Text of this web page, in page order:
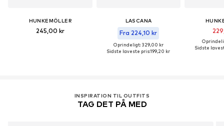
HUNKEMÖLLER
245,00 kr
LASCANA
Fra 224,10 kr
Oprindeligt: 329,00 kr
Sidste laveste pris:199,20 kr
Sidste
INSPIRATION TIL OUTFITS
TAG DET PÅ MED